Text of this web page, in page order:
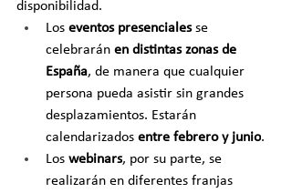
disponibilidad.
Los eventos presenciales se
celebrarán en distintas zonas de
España, de manera que cualquier
persona pueda asistir sin grandes
desplazamientos. Estarán
calendarizados entre febrero y junio.
Los webinars, por su parte, se
realizarán en diferentes franjas